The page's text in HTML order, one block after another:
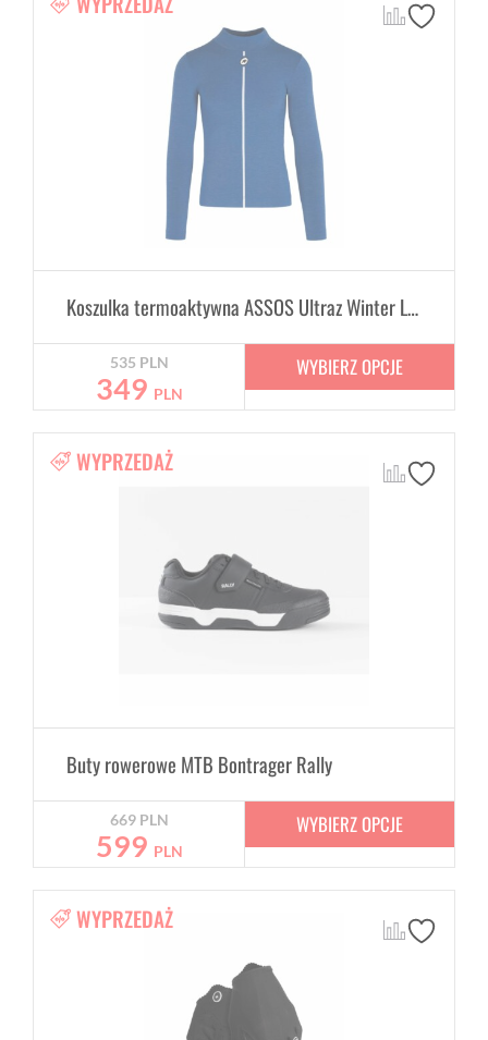
Koszulka termoaktywna ASSOS Ultraz Winter LS Skin Layer Blue zimowy izolator ciała
535 PLN
349 PLN
WYBIERZ OPCJE
WYPRZEDAŻ
Buty rowerowe MTB Bontrager Rally
669 PLN
599 PLN
WYBIERZ OPCJE
WYPRZEDAŻ